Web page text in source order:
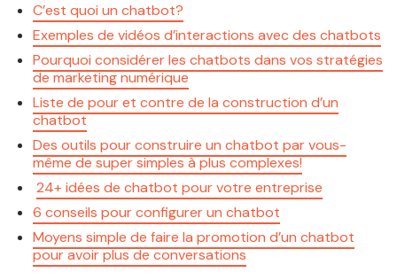
C’est quoi un chatbot?
Exemples de vidéos d’interactions avec des chatbots
Pourquoi considérer les chatbots dans vos stratégies
de marketing numérique
Liste de pour et contre de la construction d’un
chatbot
Des outils pour construire un chatbot par vous-
même de super simples à plus complexes!
24+ idées de chatbot pour votre entreprise
6 conseils pour configurer un chatbot
Moyens simple de faire la promotion d’un chatbot
pour avoir plus de conversations